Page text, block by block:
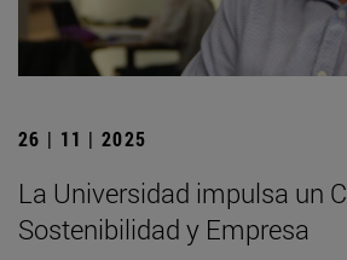
26 | 11 | 2025
La Universidad impulsa un
Sostenibilidad y Empresa